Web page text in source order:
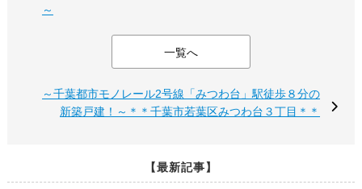
～
一覧へ
～千葉都市モノレール2号線「みつわ台」駅徒歩８分の
新築戸建！～＊＊千葉市若葉区みつわ台３丁目＊＊
【最新記事】